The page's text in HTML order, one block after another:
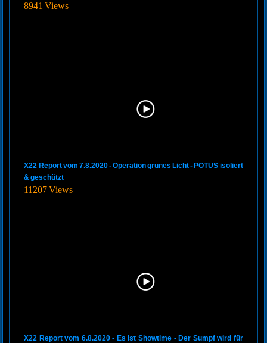
8941 Views
X22 Report vom 7.8.2020 - Operation grünes Licht - POTUS isoliert
& geschützt
11207 Views
X22 Report vom 6.8.2020 - Es ist Showtime - Der Sumpf wird für